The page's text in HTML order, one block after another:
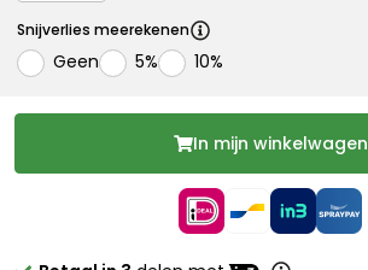
Snijverlies meerekenen
Geen 5% 10%
In mijn winkelwagen